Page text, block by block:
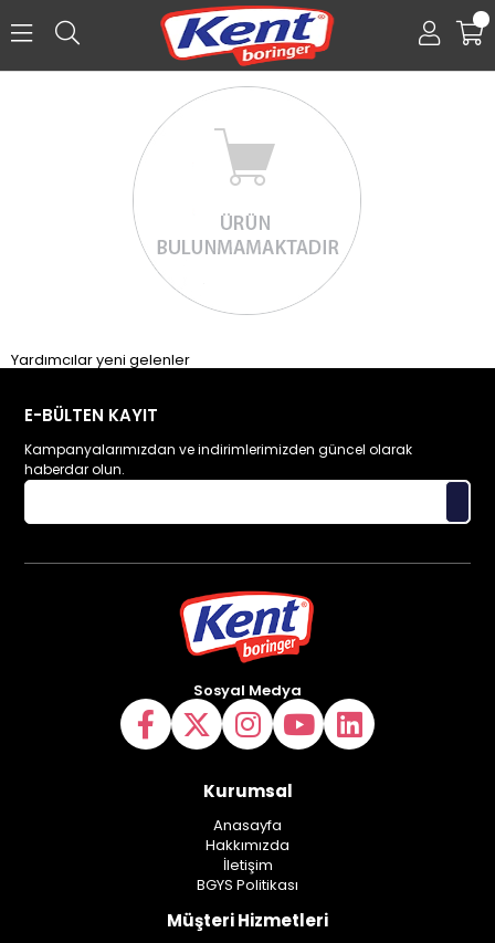
Üye Ol Facebook İle Bağlan
0
Yardımcılar yeni gelenler
E-BÜLTEN KAYIT
Kampanyalarımızdan ve indirimlerimizden güncel olarak
haberdar olun.
Sosyal Medya
Kurumsal
Anasayfa
Hakkımızda
İletişim
BGYS Politikası
Müşteri Hizmetleri